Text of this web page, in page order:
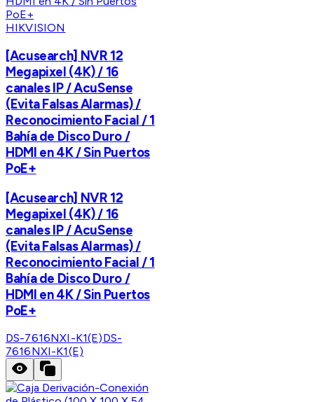
HIKVISION
[Acusearch] NVR 12
Megapixel (4K) / 16
canales IP / AcuSense
(Evita Falsas Alarmas) /
Reconocimiento Facial / 1
Bahía de Disco Duro /
HDMI en 4K / Sin Puertos
PoE+
[Acusearch] NVR 12
Megapixel (4K) / 16
canales IP / AcuSense
(Evita Falsas Alarmas) /
Reconocimiento Facial / 1
Bahía de Disco Duro /
HDMI en 4K / Sin Puertos
PoE+
DS-7616NXI-K1(E)DS-
7616NXI-K1(E)